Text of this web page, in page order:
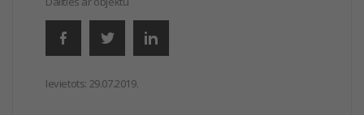
Ievietots: 29.07.2019.